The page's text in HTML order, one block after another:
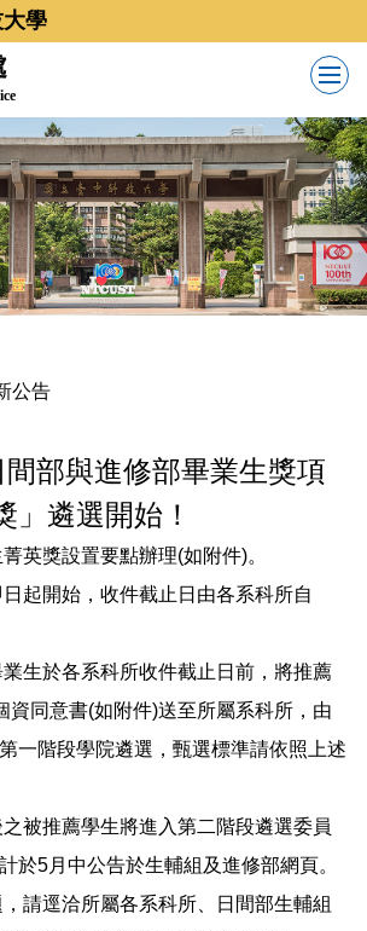
學
公告
部與進修部畢業生獎項
」遴選開始！
英獎設置要點辦理(如附件)。
起開始，收件截止日由各系科所自
生於各系科所收件截止日前，將推薦
資同意書(如附件)送至所屬系科所，由
一階段學院遴選，甄選標準請依照上述
被推薦學生將進入第二階段遴選委員
於5月中公告於生輔組及進修部網頁。
請逕洽所屬各系科所、日間部生輔組